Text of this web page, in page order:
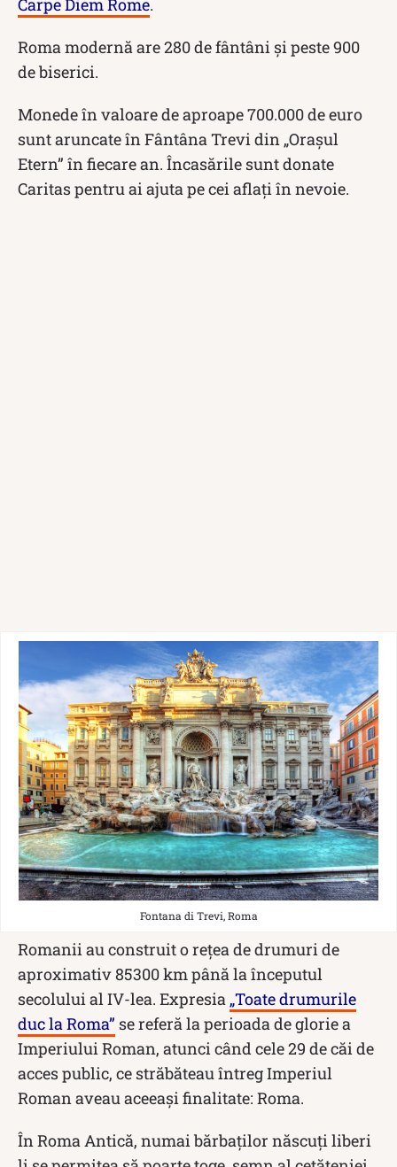
Roma modernă are 280 de fântâni și peste 900
de biserici.
Monede în valoare de aproape 700.000 de euro
sunt aruncate în Fântâna Trevi din „Orașul
Etern” în fiecare an. Încasările sunt donate
Caritas pentru ai ajuta pe cei aflați în nevoie.
Fontana di Trevi, Roma
Romanii au construit o rețea de drumuri de
aproximativ 85300 km până la începutul
secolului al IV-lea. Expresia „Toate drumurile
duc la Roma” se referă la perioada de glorie a
Imperiului Roman, atunci când cele 29 de căi de
acces public, ce străbăteau întreg Imperiul
Roman aveau aceeași finalitate: Roma.
În Roma Antică, numai bărbaților născuți liberi